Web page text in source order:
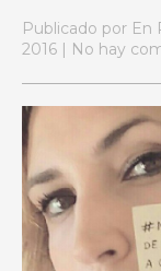
Publicado por En
2016 | No hay